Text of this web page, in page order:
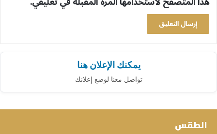
يمكنك الإعلان هنا
تواصل معنا لوضع إعلانك
الطقس